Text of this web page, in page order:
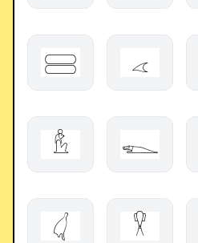
𓈃 𓂁
𓁝 𓆍
𓋑 𓎃